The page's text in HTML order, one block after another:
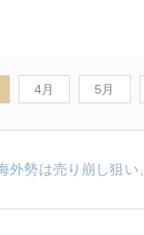
4月 5月
外勢は売り崩し狙い